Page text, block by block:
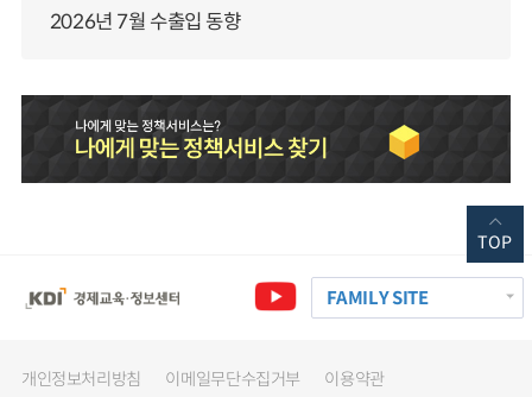
2026년 7월 수출입 동향
FAMILY SITE
개인정보처리방침 이메일무단수집거부 이용약관
TOP